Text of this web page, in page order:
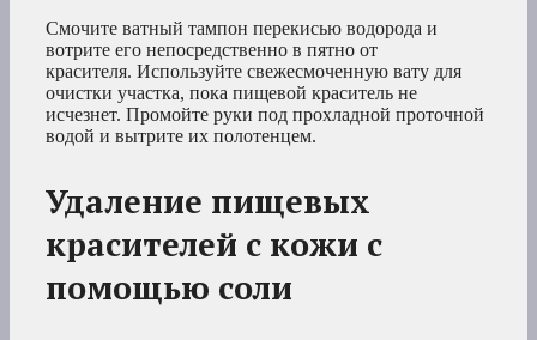
Смочите ватный тампон перекисью водорода и
вотрите его непосредственно в пятно от
красителя. Используйте свежесмоченную вату для
очистки участка, пока пищевой краситель не
исчезнет. Промойте руки под прохладной проточной
водой и вытрите их полотенцем.
Удаление пищевых
красителей с кожи с
помощью соли